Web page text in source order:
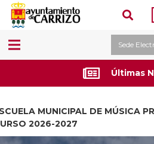
Sede
Últimas
CAMPAMENTOS DE